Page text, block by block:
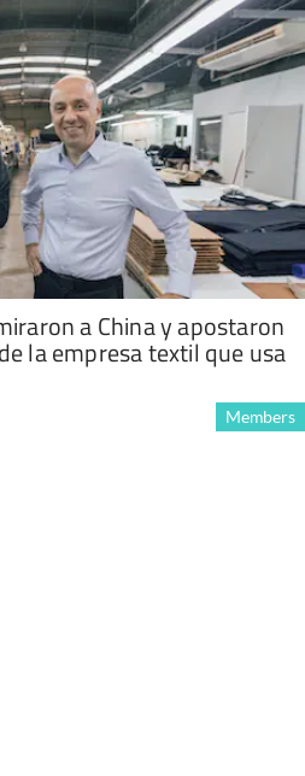
a China y apostaron
la empresa textil que usa
Members